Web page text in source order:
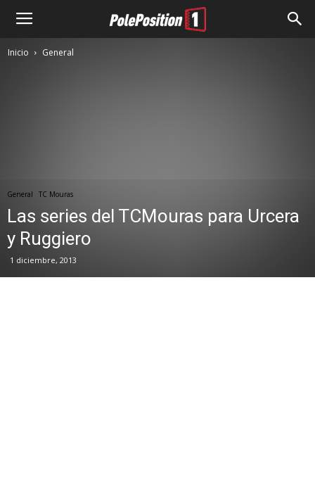
Inicio General
General TC Mouras
Las series del TCMouras para Urcera
y Ruggiero
1 diciembre, 2013